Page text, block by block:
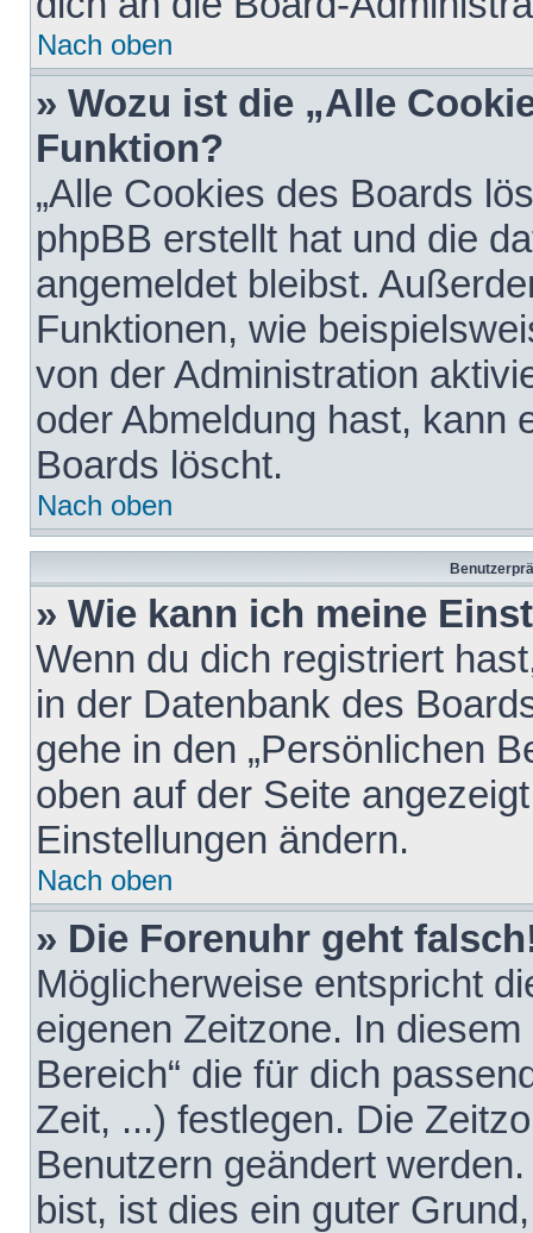
Nach oben
» Wozu ist die „Alle
Funktion?
„Alle Cookies des Boards
phpBB erstellt hat und die
angemeldet bleibst.
Funktionen, wie
von der Administration
oder Abmeldung hast, kann
Boards löscht.
Nach oben
» Wie kann ich meine
Wenn du dich registriert
in der Datenbank des
gehe in den „Persönlichen
oben auf der Seite
Einstellungen ändern.
Nach oben
» Die Forenuhr geht
Möglicherweise entspricht
eigenen Zeitzone. In
Bereich“ die für dich
Zeit, ...) festlegen. Die
Benutzern geändert
bist, ist dies ein guter